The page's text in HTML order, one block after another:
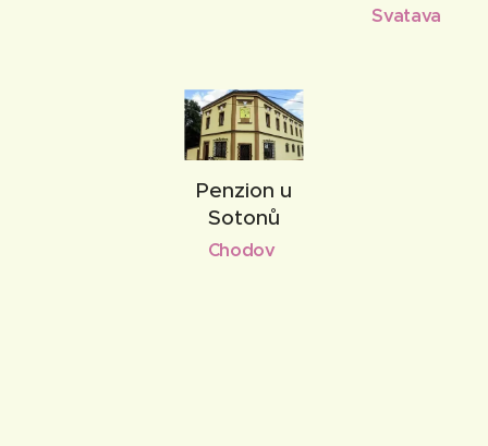
Svatava
Penzion u
Sotonů
Chodov